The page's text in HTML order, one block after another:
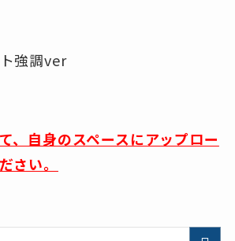
強調ver
、自身のスペースにアップロー
さい。